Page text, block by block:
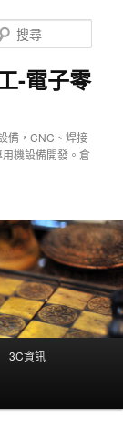
-電子零
備，CNC、焊接
機設備開發。倉
尋
3C資訊